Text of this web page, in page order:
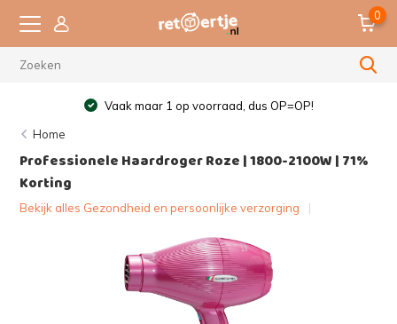
0
Vaak maar 1 op voorraad, dus OP=OP!
Home
Professionele Haardroger Roze | 1800-2100W | 71%
Korting
Bekijk alles Gezondheid en persoonlijke verzorging